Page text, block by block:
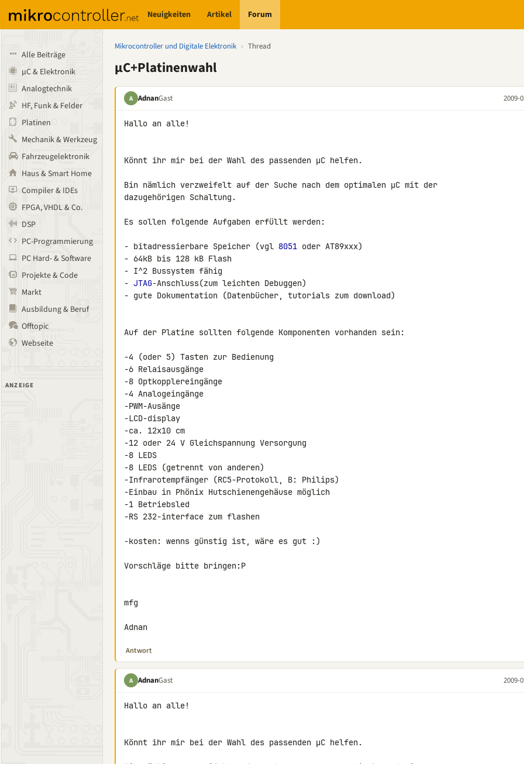
Neuigkeiten Artikel Forum
Alle Beiträge
µC & Elektronik
Analogtechnik
HF, Funk & Felder
Platinen
Mechanik & Werkzeug
Fahrzeugelektronik
Haus & Smart Home
Compiler & IDEs
FPGA, VHDL & Co.
DSP
PC-Programmierung
PC Hard- & Software
Projekte & Code
Markt
Ausbildung & Beruf
Offtopic
Webseite
ANZEIGE
Mikrocontroller und Digitale Elektronik › Thread
µC+Platinenwahl
A AdnanGast 2009-
Hallo an alle!
Könnt ihr mir bei der Wahl des passenden µC helfen.
Bin nämlich verzweifelt auf der Suche nach dem optimalen µC mit der
dazugehörigen Schaltung.
Es sollen folgende Aufgaben erfüllt werden:
- bitadressierbare Speicher (vgl 8051 oder AT89xxx)
- 64kB bis 128 kB Flash
- I^2 Bussystem fähig
- JTAG-Anschluss(zum leichten Debuggen)
- gute Dokumentation (Datenbücher, tutorials zum download)
Auf der Platine sollten folgende Komponenten vorhanden sein:
-4 (oder 5) Tasten zur Bedienung
-6 Relaisausgänge
-8 Optkopplereingänge
-4 Analogeingänge
-PWM-Ausänge
-LCD-display
-ca. 12x10 cm
-12 oder 24 V Gleichspannung Versorgung
-8 LEDS
-8 LEDS (getrennt von anderen)
-Infrarotempfänger (RC5-Protokoll, B: Philips)
-Einbau in Phönix Hutschienengehäuse möglich
-1 Betriebsled
-RS 232-interface zum flashen
-kosten: wenns günstig ist, wäre es gut :)
Vorschläge bitte bringen:P
mfg
Adnan
Antwort
A AdnanGast 2009-
Hallo an alle!
Könnt ihr mir bei der Wahl des passenden µC helfen.